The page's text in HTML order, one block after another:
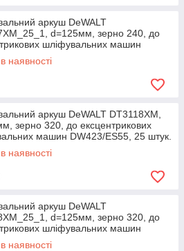
аркуш DeWALT
d=125мм, зерно 240, до
шліфувальних машин
1 штука.
наявності
аркуш DeWALT DT3118XM,
зерно 320, до ексцентрикових
машин DW423/ES55, 25 штук.
наявності
аркуш DeWALT
d=125мм, зерно 320, до
шліфувальних машин
1 штука.
наявності